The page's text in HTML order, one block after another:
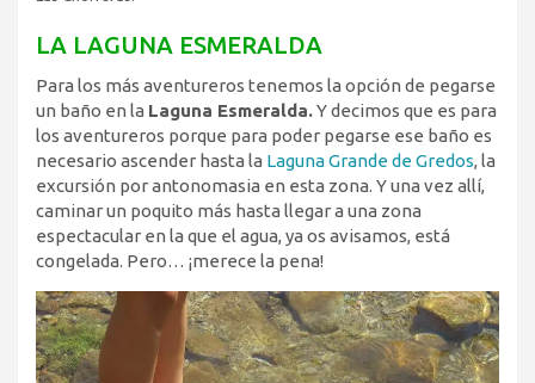
LA LAGUNA ESMERALDA
Para los más aventureros tenemos la opción de pegarse
un baño en la Laguna Esmeralda.Y decimos que es para
los aventureros porque para poder pegarse ese baño es
necesario ascender hasta la Laguna Grande de Gredos, la
excursión por antonomasia en esta zona. Y una vez allí,
caminar un poquito más hasta llegar a una zona
espectacular en la que el agua, ya os avisamos, está
congelada. Pero… ¡merece la pena!